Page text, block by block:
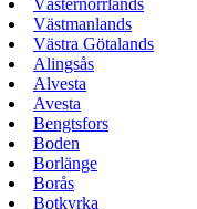
Västernorrlands
Västmanlands
Västra Götalands
Alingsås
Alvesta
Avesta
Bengtsfors
Boden
Borlänge
Borås
Botkyrka